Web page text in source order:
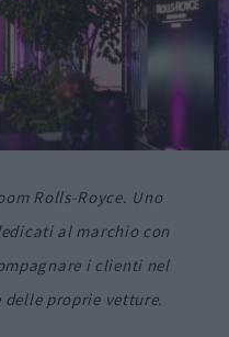
Rolls-Royce. Uno
al marchio con
i clienti nel
delle proprie vetture.